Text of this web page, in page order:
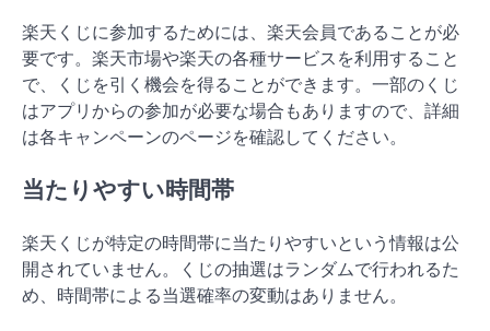
楽天くじに参加するためには、楽天会員であることが必
要です。楽天市場や楽天の各種サービスを利用すること
で、くじを引く機会を得ることができます。一部のくじ
はアプリからの参加が必要な場合もありますので、詳細
は各キャンペーンのページを確認してください。
当たりやすい時間帯
楽天くじが特定の時間帯に当たりやすいという情報は公
開されていません。くじの抽選はランダムで行われるた
め、時間帯による当選確率の変動はありません。